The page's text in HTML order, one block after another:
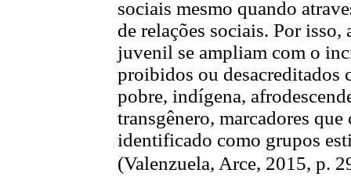
sociais mesmo quando
de relações sociais. Por
juvenil se ampliam com o
proibidos ou desacreditados
pobre, indígena,
transgênero, marcadores
identificado como grupos
(Valenzuela, Arce, 2015, p.